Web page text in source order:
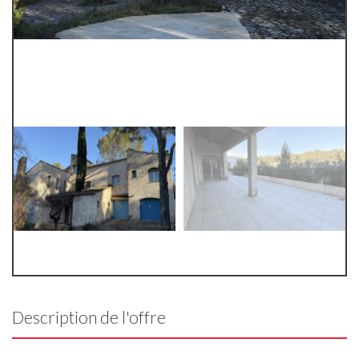
Description de l'offre